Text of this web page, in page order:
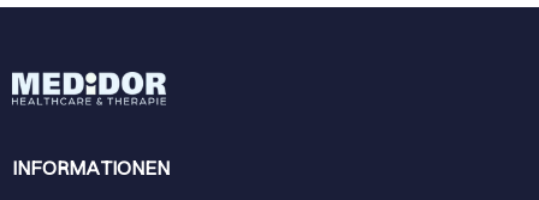
INFORMATIONEN